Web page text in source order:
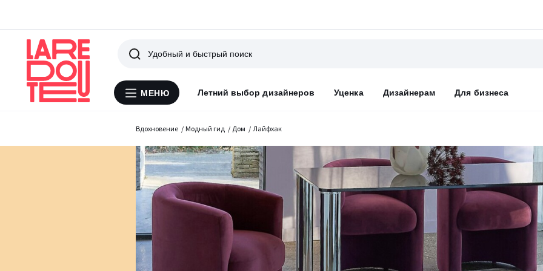
Меню
МЕНЮ Летний выбор дизайнеров Уценка Дизайнерам Для бизнеса
Поиск
Вдохновение Модный гид Дом Лайфхак